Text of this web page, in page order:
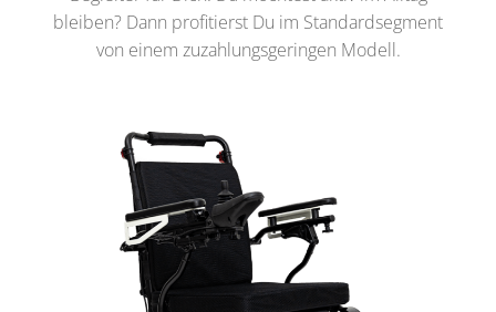
bleiben? Dann profitierst Du im Standardsegment
von einem zuzahlungsgeringen Modell.